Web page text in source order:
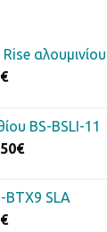
αλουμινίου
€Η
είναι:
65.00€.
BS-BSLI-11
€Η
είναι:
BTX9 SLA
€Η